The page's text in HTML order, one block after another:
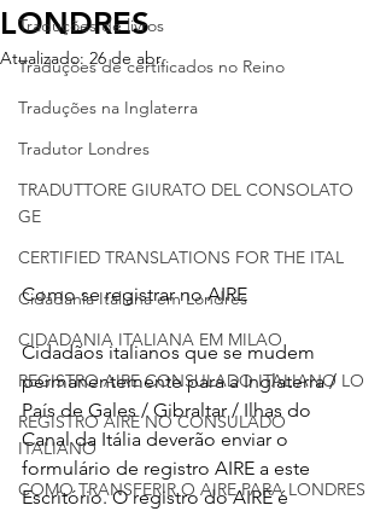
Traduções de livros
Traduções de certificados no Reino
Traduções na Inglaterra
Tradutor Londres
TRADUTTORE GIURATO DEL CONSOLATO
GE
CERTIFIED TRANSLATIONS FOR THE ITAL
Cidadania Italiana em Londres
CIDADANIA ITALIANA EM MILAO
REGISTRO AIRE CONSULADO ITALIANO LO
REGISTRO AIRE NO CONSULADO
ITALIANO
COMO TRANSFERIR O AIRE PARA LONDRES
LONDRES
Atualizado: 26 de abr.
Como se registrar no AIRE
Cidadãos italianos que se mudem
permanentemente para a Inglaterra /
País de Gales / Gibraltar / Ilhas do
Canal da Itália deverão enviar o
formulário de registro AIRE a este
Escritório. O registro do AIRE é